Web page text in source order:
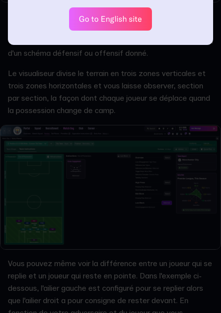
Ce qui est réellement très utile ici est le Visualiseur de
tactiques. Ceci vous permet de voir clairement comment
vos joueurs occupent certaines zones de la pelouse au sein
d'un schéma défensif ou offensif donné.
Le visualiseur divise le terrain en trois zones verticales et
trois zones horizontales et vous laisse observer, section
par section, la façon dont chaque joueur se déplace quand
la possession change de camp.
Vous pouvez même voir la différence entre un joueur qui se
replie et un joueur qui reste en pointe. Dans l'exemple ci-
dessous, l'ailier gauche est configuré pour se replier alors
que l'ailier droit a pour consigne de rester devant. En
Go to English site